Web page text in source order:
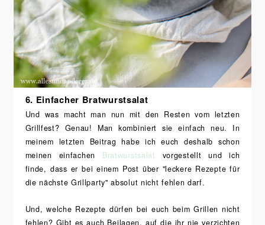
6. Einfacher Bratwurstsalat
Und was macht man nun mit den Resten vom letzten
Grillfest? Genau! Man kombiniert sie einfach neu. In
meinem letzten Beitrag habe ich euch deshalb schon
meinen einfachen Bratwurstsalat vorgestellt und ich
finde, dass er bei einem Post über "leckere Rezepte für
die nächste Grillparty" absolut nicht fehlen darf.
Und, welche Rezepte dürfen bei euch beim Grillen nicht
fehlen? Gibt es auch Beilagen, auf die ihr nie verzichten